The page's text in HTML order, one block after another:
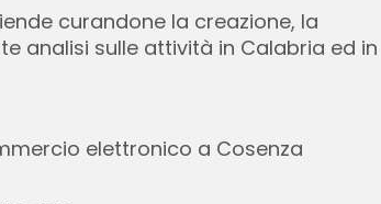
curandone la creazione, la
analisi sulle attività in Calabria ed in
elettronico a Cosenza